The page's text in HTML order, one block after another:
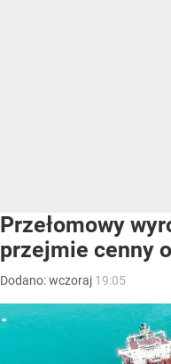
Przełomowy
przejmie cenny
Dodano:wczoraj 19:05